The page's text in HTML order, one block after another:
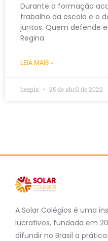
Durante a formação
trabalho da escola e o
juntos. Quem defende
Regina
LEIA MAIS »
bezpix 25 de abril de 2022
A Solar Colégios é uma
lucrativos, fundada em
difundir no Brasil a